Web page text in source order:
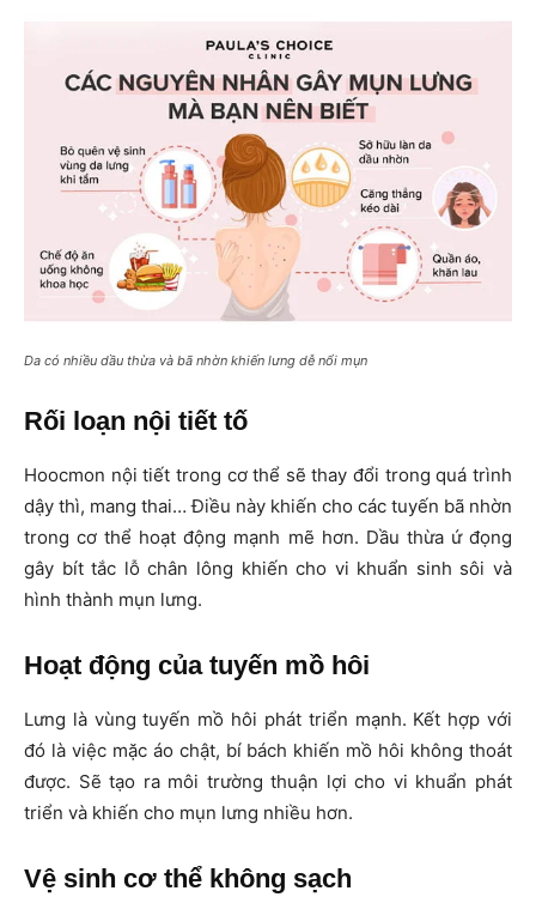
Da có nhiều dầu thừa và bã nhờn khiến lưng dễ nổi mụn
Rối loạn nội tiết tố
Hoocmon nội tiết trong cơ thể sẽ thay đổi trong quá trình
dậy thì, mang thai… Điều này khiến cho các tuyến bã nhờn
trong cơ thể hoạt động mạnh mẽ hơn. Dầu thừa ứ đọng
gây bít tắc lỗ chân lông khiến cho vi khuẩn sinh sôi và
hình thành mụn lưng.
Hoạt động của tuyến mồ hôi
Lưng là vùng tuyến mồ hôi phát triển mạnh. Kết hợp với
đó là việc mặc áo chật, bí bách khiến mồ hôi không thoát
được. Sẽ tạo ra môi trường thuận lợi cho vi khuẩn phát
triển và khiến cho mụn lưng nhiều hơn.
Vệ sinh cơ thể không sạch